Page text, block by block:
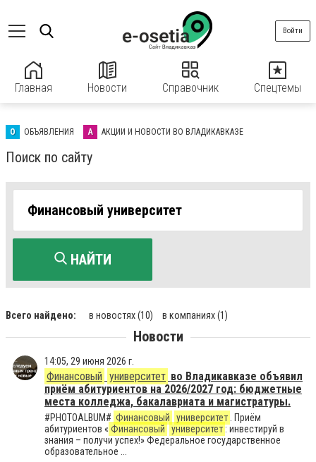
Главная Новости Справочник Спецтемы
Войти
О ОБЪЯВЛЕНИЯ А АКЦИИ И НОВОСТИ ВО ВЛАДИКАВКАЗЕ
Поиск по сайту
НАЙТИ
Всего найдено: в новостях(10) в компаниях(1)
Новости
14:05, 29 июня 2026 г.
Финансовый университет во Владикавказе объявил
приём абитуриентов на 2026/2027 год: бюджетные
места колледжа, бакалавриата и магистратуры.
#PHOTOALBUM# Финансовый университет
. Приём
абитуриентов « Финансовый университет : инвестируй в
знания – получи успех!» Федеральное государственное
образовательное ...